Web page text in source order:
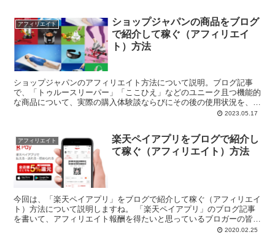
アフィリエイト
ショップジャパンの商品をブログ
で紹介して稼ぐ（アフィリエイ
ト）方法
ショップジャパンのアフィリエイト方法について説明。ブログ記事
で、「トゥルースリーパー」「ここひえ」などのユニーク且つ機能的
な商品について、実際の購入体験談ならびにその後の使用状況を、写
2023.05.17
アフィリエイト
楽天ペイアプリをブログで紹介し
て稼ぐ（アフィリエイト）方法
今回は、「楽天ペイアプリ」をブログで紹介して稼ぐ（アフィリエイ
ト）方法について説明しますね。 「楽天ペイアプリ」のブログ記事
を書いて、アフィリエイト報酬を得たいと思っているブロガーの皆
2020.02.25